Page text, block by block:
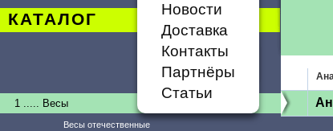
КАТАЛОГ
Новости
Доставка
Контакты
Партнёры
Статьи
1 ..... Весы
Весы отечественные